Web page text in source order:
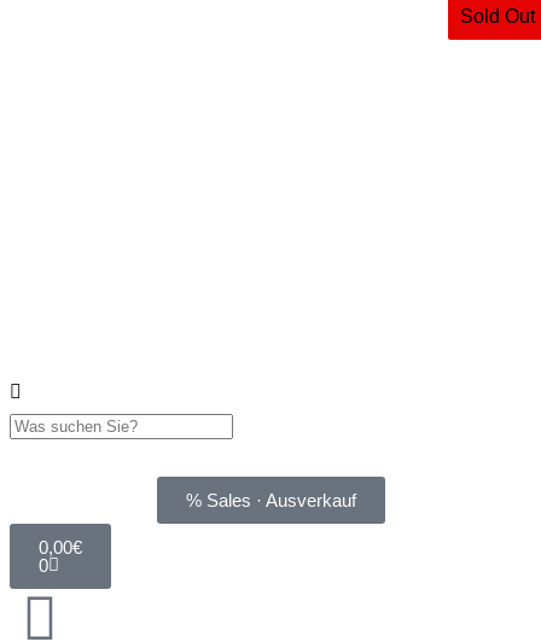
% Sales · Ausverkauf
0,00€
0
Sold Out